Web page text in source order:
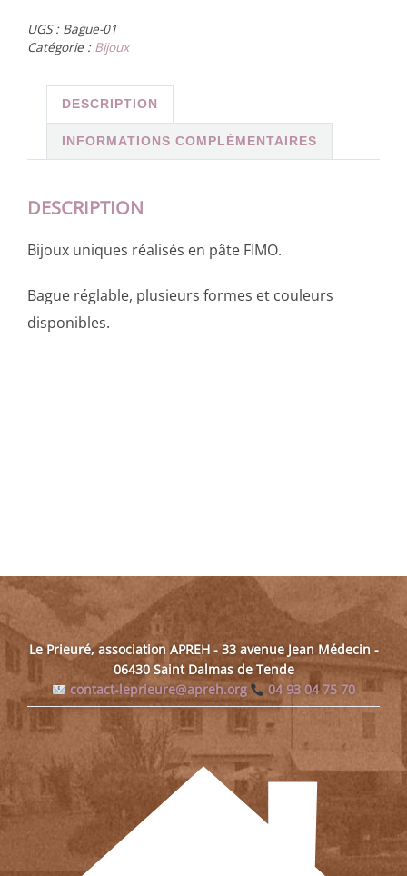
UGS : Bague-01
Catégorie : Bijoux
DESCRIPTION
INFORMATIONS COMPLÉMENTAIRES
DESCRIPTION
Bijoux uniques réalisés en pâte FIMO.
Bague réglable, plusieurs formes et couleurs
disponibles.
Le Prieuré, association APREH - 33 avenue Jean Médecin -
06430 Saint Dalmas de Tende
contact-leprieure@apreh.org
04 93 04 75 70